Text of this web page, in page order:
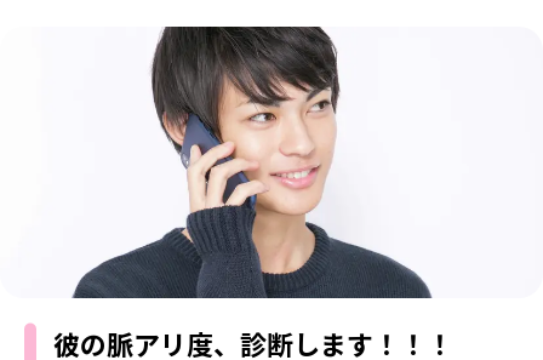
ファッションニュース
モデル私服
ビューティニュース
トレンドメイク
ヘアアレンジ・ヘアケア
スキンケア
ボディケア
スクールニュース
学校ヘアメイク
勉強・受験・進路
ENTERTAINMENT
エンタメニュース
なにわ男子
K-POP
LIFESTYLE
ライフスタイルニュース
JKランキング・アワード
モデルの購入品
JK TREND
MODELS
彼の脈アリ度、診断します！！！